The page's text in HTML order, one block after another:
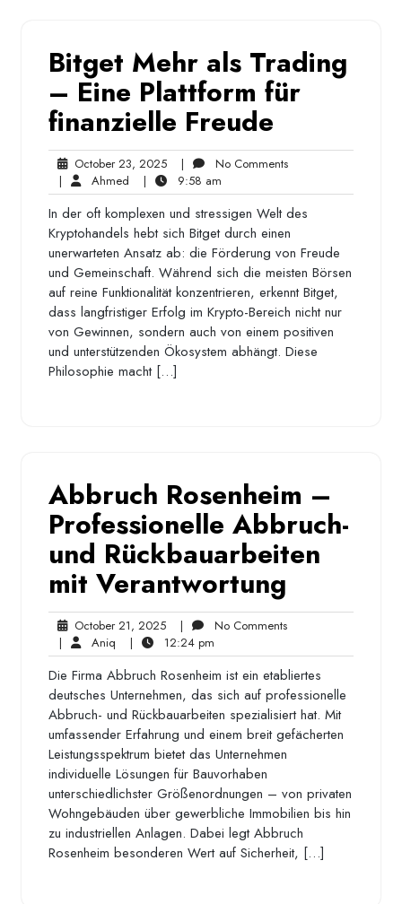
Bitget Mehr als Trading
– Eine Plattform für
finanzielle Freude
October 23, 2025October
23,
2025
| No CommentsNo
| Ahmed Ahmed
| 9:58 am
am
In der oft komplexen und stressigen Welt des
Kryptohandels hebt sich Bitget durch einen
unerwarteten Ansatz ab: die Förderung von Freude
und Gemeinschaft. Während sich die meisten Börsen
auf reine Funktionalität konzentrieren, erkennt Bitget,
dass langfristiger Erfolg im Krypto-Bereich nicht nur
von Gewinnen, sondern auch von einem positiven
und unterstützenden Ökosystem abhängt. Diese
Philosophie macht […]
Abbruch Rosenheim –
Professionelle Abbruch-
und Rückbauarbeiten
mit Verantwortung
October 21, 2025October
21,
2025
| No CommentsNo
| Aniq Aniq| 12:24 pm
pm
Die Firma Abbruch Rosenheim ist ein etabliertes
deutsches Unternehmen, das sich auf professionelle
Abbruch- und Rückbauarbeiten spezialisiert hat. Mit
umfassender Erfahrung und einem breit gefächerten
Leistungsspektrum bietet das Unternehmen
individuelle Lösungen für Bauvorhaben
unterschiedlichster Größenordnungen – von privaten
Wohngebäuden über gewerbliche Immobilien bis hin
zu industriellen Anlagen. Dabei legt Abbruch
Rosenheim besonderen Wert auf Sicherheit, […]